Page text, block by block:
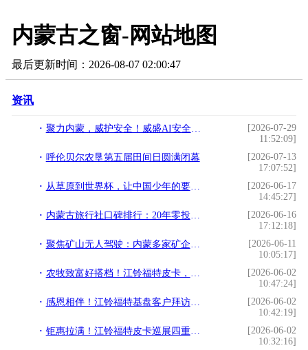
内蒙古之窗-网站地图
最后更新时间：2026-08-07 02:00:47
资讯
聚力内蒙，威护安全！威盛AI安全新品发布路演活动圆满举行！
[2026-07-29
11:52:09]
呼伦贝尔农垦第五届田间日圆满闭幕
[2026-07-13
17:07:52]
从草原到世界杯，让中国少年的要强被世界看见
[2026-06-17
14:45:27]
内蒙古旅行社口碑排行：20年零投诉机构上榜
[2026-06-16
17:12:18]
聚焦矿山无人驾驶：内蒙多家矿企与柳工机械共访罗博网联总部
[2026-06-11
10:05:17]
农牧致富好搭档！江铃福特皮卡，适配科右中旗养殖运输全场景
[2026-06-02
10:47:24]
感恩相伴！江铃福特基盘客户拜访暖心启幕，老客户专属福利来袭
[2026-06-02
10:42:19]
钜惠拉满！江铃福特皮卡巡展四重好礼，助农牧朋友轻松购车
[2026-06-02
10:32:16]